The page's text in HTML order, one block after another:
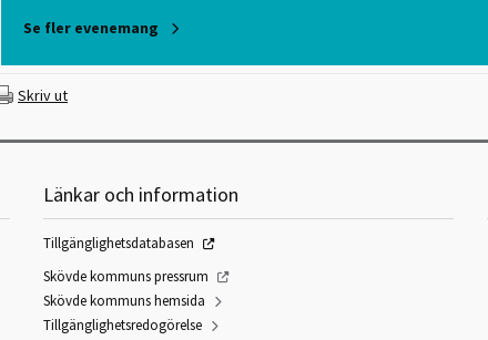
Se fler evenemang
Skriv ut
Länkar och information
Tillgänglighetsdatabasen
Skövde kommuns pressrum
Skövde kommuns hemsida
Tillgänglighetsredogörelse